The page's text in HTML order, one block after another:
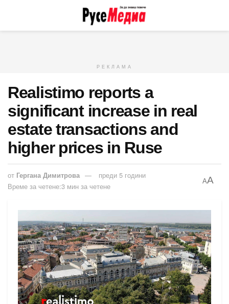
РЕКЛАМА
Realistimo reports a
significant increase in real
estate transactions and
higher prices in Ruse
от Гергана Димитрова
преди 5 години
Време за четене:3 мин за четене
AA